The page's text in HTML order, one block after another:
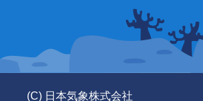
(C) 日本気象株式会社